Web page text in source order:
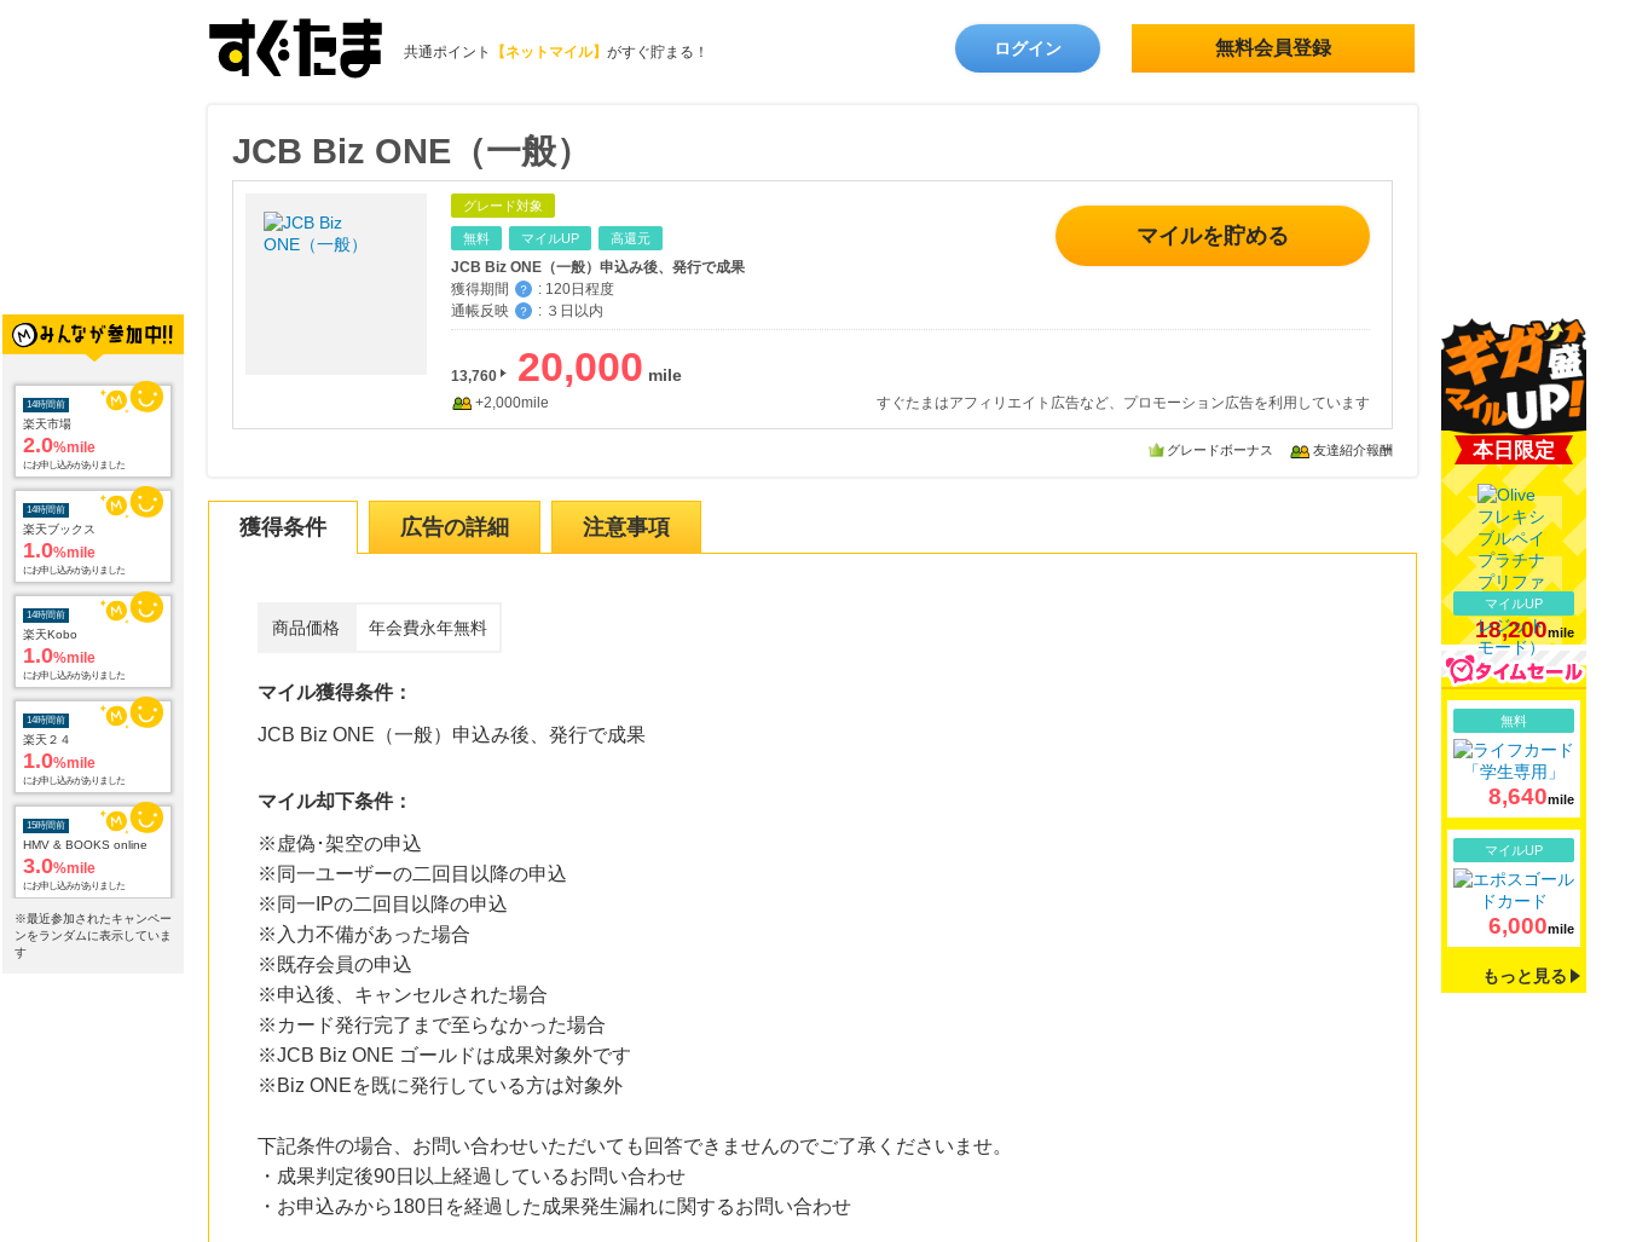
共通ポイント 【ネットマイル】 がすぐ貯まる！ ログイン 無料会員登録
14時間前
楽天市場
2.0%mile
にお申し込みがありました
14時間前
楽天ブックス
1.0%mile
にお申し込みがありました
14時間前
楽天Kobo
1.0%mile
にお申し込みがありました
14時間前
楽天２４
1.0%mile
にお申し込みがありました
15時間前
HMV & BOOKS online
3.0%mile
にお申し込みがありました
20時間前
Yahoo!ショッピング
※最近参加されたキャンペー
ンをランダムに表示していま
す
JCB Biz ONE（一般）
グレード対象
無料 マイルUP 高還元
JCB Biz ONE（一般）申込み後、発行で成果
獲得期間
？ : 120日程度
通帳反映
？ : ３日以内
マイルを貯める
13,760 20,000
+2,000mile すぐたまはアフィリエイト広告など、プロモーション広告を利用しています
グレードボーナス 友達紹介報酬
獲得条件 広告の詳細 注意事項
商品価格 年会費永年無料
マイル獲得条件：
JCB Biz ONE（一般）申込み後、発行で成果
マイル却下条件：
※虚偽･架空の申込
※同一ユーザーの二回目以降の申込
※同一IPの二回目以降の申込
※入力不備があった場合
※既存会員の申込
※申込後、キャンセルされた場合
※カード発行完了まで至らなかった場合
※JCB Biz ONE ゴールドは成果対象外です
※Biz ONEを既に発行している方は対象外
下記条件の場合、お問い合わせいただいても回答できませんのでご了承くださいませ。
・成果判定後90日以上経過しているお問い合わせ
・お申込みから180日を経過した成果発生漏れに関するお問い合わせ
本日限定
マイルUP
18,200mile
無料
8,640mile
マイルUP
6,000mile
もっと見る